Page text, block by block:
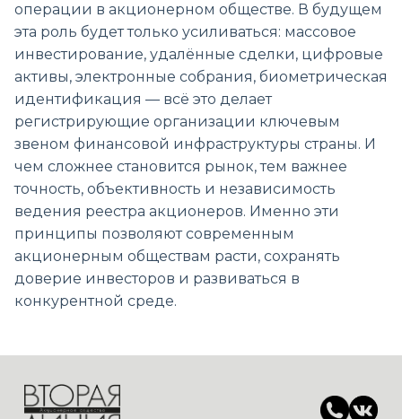
операции в акционерном обществе. В будущем
эта роль будет только усиливаться: массовое
инвестирование, удалённые сделки, цифровые
активы, электронные собрания, биометрическая
идентификация — всё это делает
регистрирующие организации ключевым
звеном финансовой инфраструктуры страны. И
чем сложнее становится рынок, тем важнее
точность, объективность и независимость
ведения реестра акционеров. Именно эти
принципы позволяют современным
акционерным обществам расти, сохранять
доверие инвесторов и развиваться в
конкурентной среде.